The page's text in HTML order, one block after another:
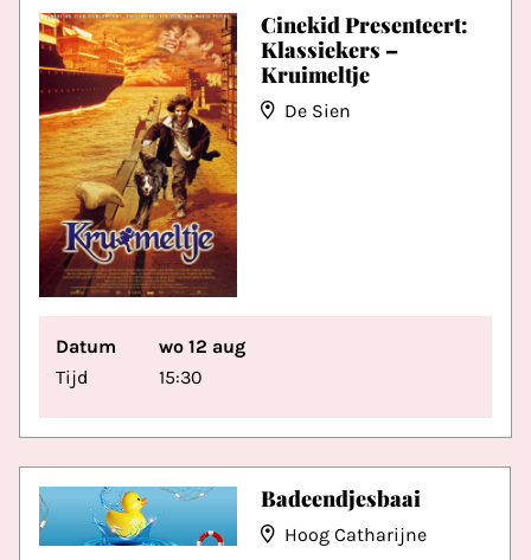
Cinekid Presenteert:
Klassiekers –
Kruimeltje
De Sien
Datum
wo 12 aug
Tijd
15:30
Badeendjesbaai
Hoog Catharijne